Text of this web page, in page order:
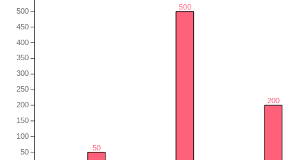
50
500
200
50
100
150
200
250
300
350
400
450
500